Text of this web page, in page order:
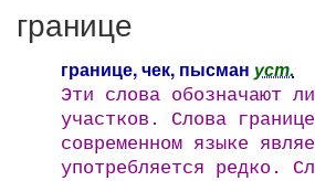
границе
границе, чек, пысман уст.
Эти слова обозначают
участков. Слова
современном языке
употребляется редко.